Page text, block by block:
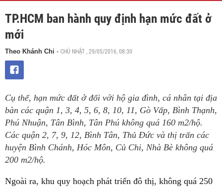
TP.HCM ban hành quy định hạn mức đất ở
mới
Theo Khánh Chi - CHỦ NHẬT , 29/05/2016, 08:30
Cụ thể, hạn mức đất ở đối với hộ gia đình, cá nhân tại địa
bàn các quận 1, 3, 4, 5, 6, 8, 10, 11, Gò Vấp, Bình Thạnh,
Phú Nhuận, Tân Bình, Tân Phú không quá 160 m2/hộ.
Các quận 2, 7, 9, 12, Bình Tân, Thủ Đức và thị trấn các
huyện Bình Chánh, Hóc Môn, Củ Chi, Nhà Bè không quá
200 m2/hộ.
Ngoài ra, khu quy hoạch phát triển đô thị, không quá 250